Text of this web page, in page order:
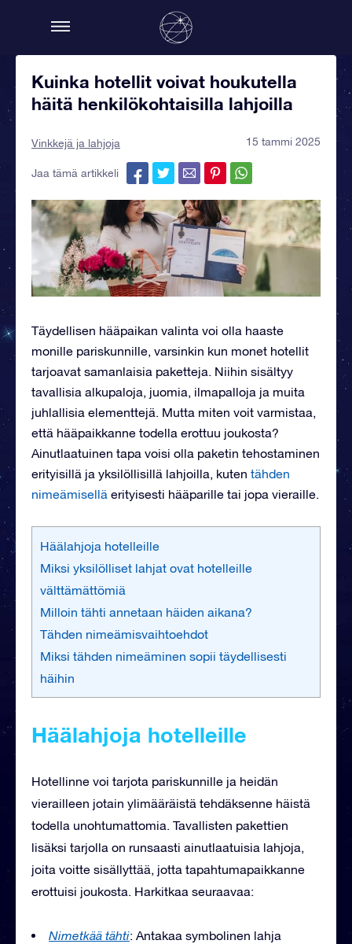
Kuinka hotellit voivat houkutella
häitä henkilökohtaisilla lahjoilla
Vinkkejä ja lahjoja 15 tammi 2025
Jaa tämä artikkeli
Täydellisen hääpaikan valinta voi olla haaste
monille pariskunnille, varsinkin kun monet hotellit
tarjoavat samanlaisia paketteja. Niihin sisältyy
tavallisia alkupaloja, juomia, ilmapalloja ja muita
juhlallisia elementtejä. Mutta miten voit varmistaa,
että hääpaikkanne todella erottuu joukosta?
Ainutlaatuinen tapa voisi olla paketin tehostaminen
erityisillä ja yksilöllisillä lahjoilla, kuten tähden
nimeämisellä erityisesti hääparille tai jopa vieraille.
Häälahjoja hotelleille
Miksi yksilölliset lahjat ovat hotelleille
välttämättömiä
Milloin tähti annetaan häiden aikana?
Tähden nimeämisvaihtoehdot
Miksi tähden nimeäminen sopii täydellisesti
häihin
Häälahjoja hotelleille
Hotellinne voi tarjota pariskunnille ja heidän
vierailleen jotain ylimääräistä tehdäksenne häistä
todella unohtumattomia. Tavallisten pakettien
lisäksi tarjolla on runsaasti ainutlaatuisia lahjoja,
joita voitte sisällyttää, jotta tapahtumapaikkanne
erottuisi joukosta. Harkitkaa seuraavaa:
Nimetkää tähti: Antakaa symbolinen lahja